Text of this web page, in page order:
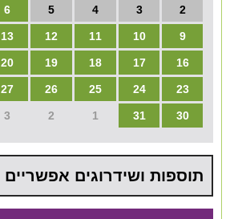
2
3
4
5
6
9
10
11
12
13
16
17
18
19
20
23
24
25
26
27
30
31
1
2
3
תוספות ושידרוגים אפשריים